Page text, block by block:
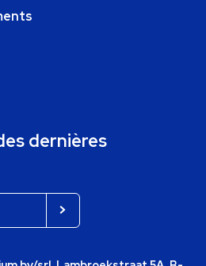
dernières